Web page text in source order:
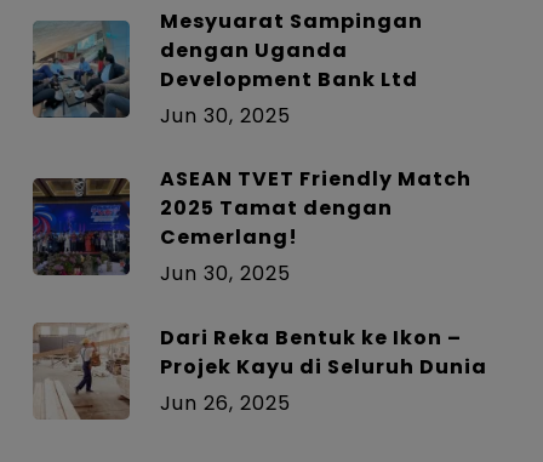
Mesyuarat Sampingan
dengan Uganda
Development Bank Ltd
Jun 30, 2025
ASEAN TVET Friendly Match
2025 Tamat dengan
Cemerlang!
Jun 30, 2025
Dari Reka Bentuk ke Ikon –
Projek Kayu di Seluruh Dunia
Jun 26, 2025